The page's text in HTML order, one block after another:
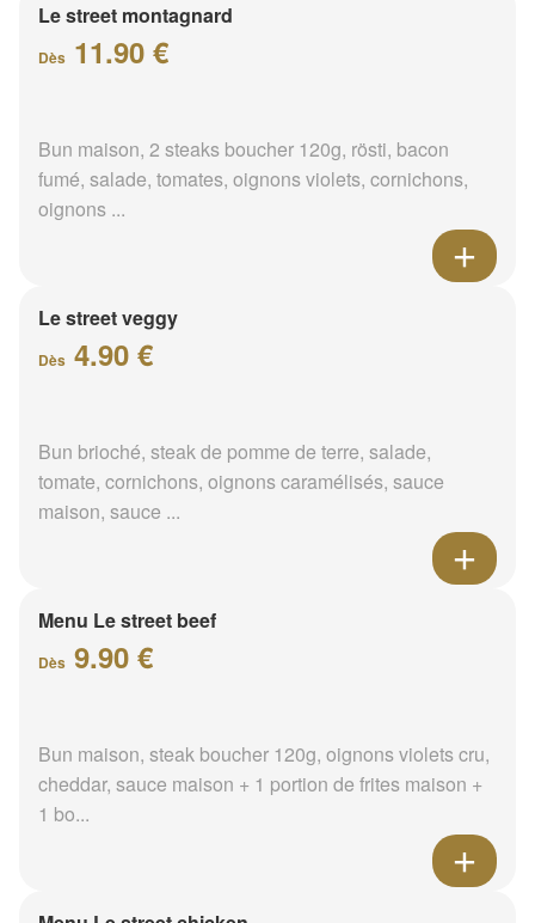
Le street montagnard
Dès 11.90 €
Bun maison, 2 steaks boucher 120g, rösti, bacon
fumé, salade, tomates, oignons violets, cornichons,
oignons ...
Le street veggy
Dès 4.90 €
Bun brioché, steak de pomme de terre, salade,
tomate, cornichons, oignons caramélisés, sauce
maison, sauce ...
Menu Le street beef
Dès 9.90 €
Bun maison, steak boucher 120g, oignons violets cru,
cheddar, sauce maison + 1 portion de frites maison +
1 bo...